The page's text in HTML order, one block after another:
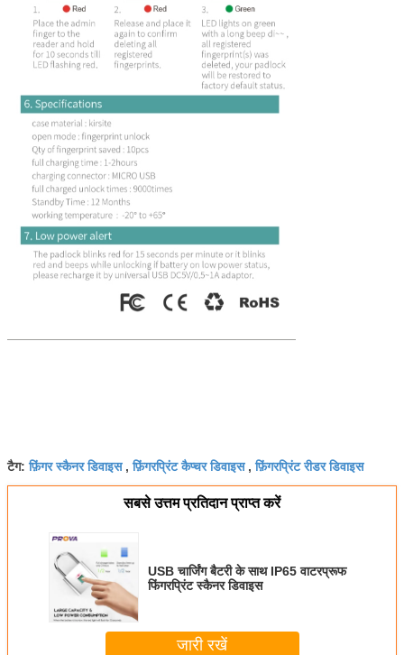
टैग:फ़िंगर स्कैनर डिवाइस,फ़िंगरप्रिंट कैप्चर डिवाइस,फ़िंगरप्रिंट रीडर डिवाइस
सबसे उत्तम प्रतिदान प्राप्त करें
USB चार्जिंग बैटरी के साथ IP65 वाटरप्रूफ
फिंगरप्रिंट स्कैनर डिवाइस
जारी रखें